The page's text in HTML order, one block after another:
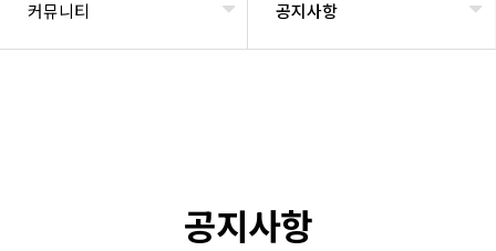
커뮤니티 공지사항
공지사항